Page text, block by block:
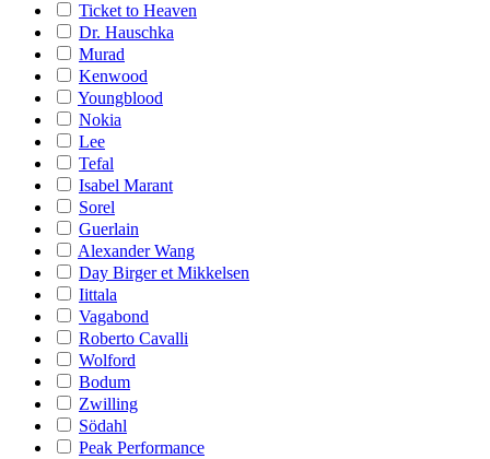
Ticket to Heaven
Dr. Hauschka
Murad
Kenwood
Youngblood
Nokia
Lee
Tefal
Isabel Marant
Sorel
Guerlain
Alexander Wang
Day Birger et Mikkelsen
Iittala
Vagabond
Roberto Cavalli
Wolford
Bodum
Zwilling
Södahl
Peak Performance